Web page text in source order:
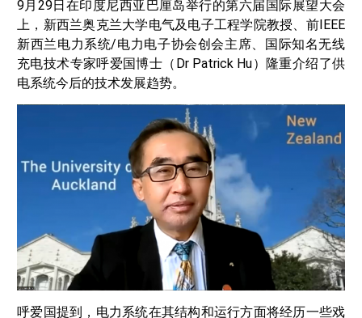
9月29日在印度尼西亚巴厘岛举行的第六届国际展望大会
上，新西兰奥克兰大学电气及电子工程学院教授、前IEEE
新西兰电力系统/电力电子协会创会主席、国际知名无线
充电技术专家呼爱国博士（Dr Patrick Hu）隆重介绍了供
电系统今后的技术发展趋势。
呼爱国提到，电力系统在其结构和运行方面将经历一些戏